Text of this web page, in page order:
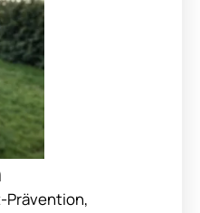
Klienten
liegen in der
der Entwicklung
dabei zu helfen, ihr
und
Prävention,